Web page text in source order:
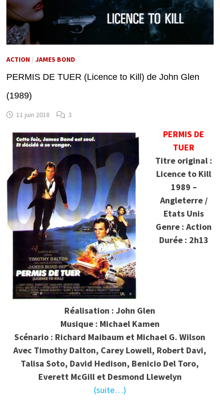
ACTION/ JAMES BOND
PERMIS DE TUER (Licence to Kill) de John Glen
(1989)
11 juin 2018 3
PERMIS DE
TUER
Titre original :
Licence to Kill
1989 –
Angleterre /
Etats Unis
Genre : Action
Durée : 2h13
Réalisation : John Glen
Musique : Michael Kamen
Scénario : Richard Maibaum et Michael G. Wilson
Avec Timothy Dalton, Carey Lowell, Robert Davi,
Talisa Soto, David Hedison, Benicio Del Toro,
Everett McGill et Desmond Llewelyn
(suite…)